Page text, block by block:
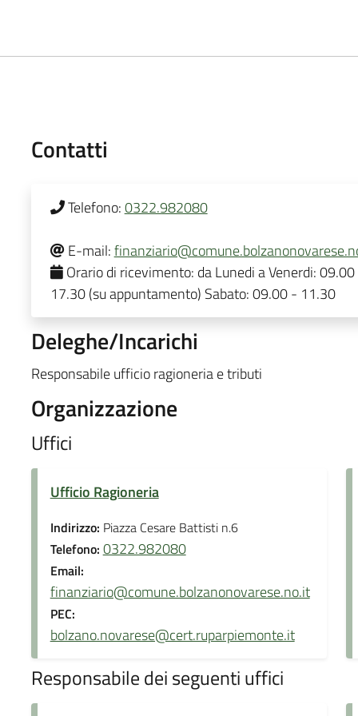
Contatti
Telefono:0322.982080
E-mail:
Orario di ricevimento: da Lunedi a Venerdi:
17.30 (su appuntamento) Sabato: 09.00 - 11.30
Deleghe/Incarichi
Responsabile ufficio ragioneria e tributi
Organizzazione
Uffici
Ufficio Ragioneria
Indirizzo: Piazza Cesare Battisti n.6
Telefono: 0322.982080
Email:
finanziario@comune.bolzanonovarese.no.it
PEC:
bolzano.novarese@cert.ruparpiemonte.it
Responsabile dei seguenti uffici